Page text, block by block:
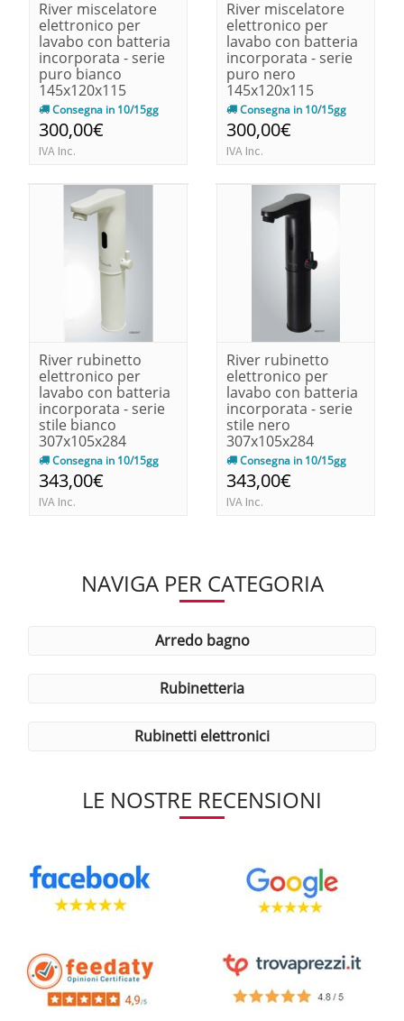
River miscelatore
elettronico per
lavabo con batteria
incorporata - serie
puro bianco
145x120x115
Consegna in 10/15gg
300,00€
IVA Inc.
River miscelatore
elettronico per
lavabo con batteria
incorporata - serie
puro nero
145x120x115
Consegna in 10/15gg
300,00€
IVA Inc.
River rubinetto
elettronico per
lavabo con batteria
incorporata - serie
stile bianco
307x105x284
Consegna in 10/15gg
343,00€
IVA Inc.
River rubinetto
elettronico per
lavabo con batteria
incorporata - serie
stile nero
307x105x284
Consegna in 10/15gg
343,00€
IVA Inc.
NAVIGA PER CATEGORIA
arredo bagno
rubinetteria
rubinetti elettronici
LE NOSTRE RECENSIONI